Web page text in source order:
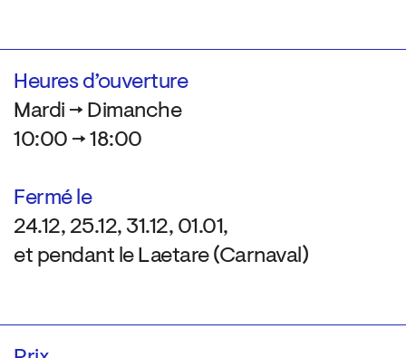
Heures d’ouverture
Mardi → Dimanche
10:00 → 18:00
Fermé le
24.12, 25.12, 31.12, 01.01,
et pendant le Laetare (Carnaval)